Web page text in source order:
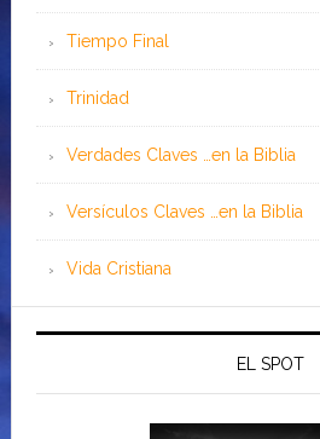
Tiempo Final
Trinidad
Verdades Claves …en la Biblia
Versículos Claves …en la Biblia
Vida Cristiana
EL SPOT